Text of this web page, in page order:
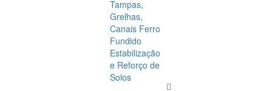
Tampas,
Grelhas,
Canais Ferro
Fundido
Estabilização
e Reforço de
Solos